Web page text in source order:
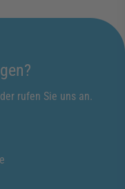
rufen Sie uns an.